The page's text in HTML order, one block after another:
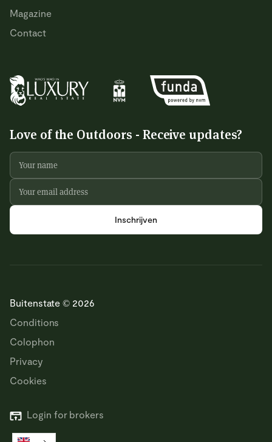
Magazine
Contact
Love of the Outdoors - Receive updates?
Login for brokers
Buitenstate © 2026
Conditions
Colophon
Privacy
Cookies